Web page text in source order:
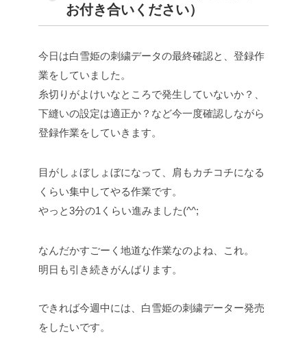
お付き合いください）
今日は白雪姫の刺繍データの最終確認と、登録作
業をしていました。
糸切りがよけいなところで発生していないか？、
下縫いの設定は適正か？など今一度確認しながら
登録作業をしていきます。
目がしょぼしょぼになって、肩もカチコチになる
くらい集中してやる作業です。
やっと3分の1くらい進みました(^^;
なんだかすごーく地道な作業なのよね、これ。
明日も引き続きがんばります。
できれば今週中には、白雪姫の刺繍データー発売
をしたいです。